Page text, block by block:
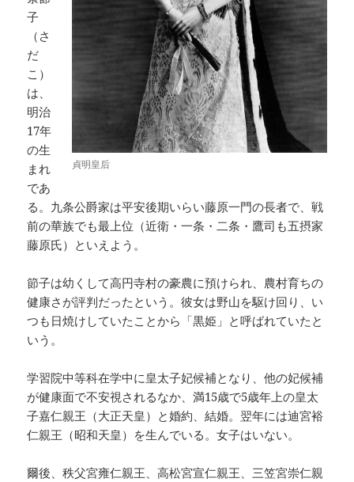
貞明皇后
子
（さ
だ
こ）
は、
明治
17年
の生
まれ
であ
る。九条公爵家は平安後期いらい藤原一門の長者で、戦
前の華族でも最上位（近衛・一条・二条・鷹司も五摂家
藤原氏）といえよう。
節子は幼くして高円寺村の豪農に預けられ、農村育ちの
健康さが評判だったという。彼女は野山を駆け回り、い
つも日焼けしていたことから「黒姫」と呼ばれていたと
いう。
学習院中等科在学中に皇太子妃候補となり、他の妃候補
が健康面で不安視されるなか、満15歳で5歳年上の皇太
子嘉仁親王（大正天皇）と婚約、結婚。翌年には迪宮裕
仁親王（昭和天皇）を生んでいる。女子はいない。
爾後、秩父宮雍仁親王、高松宮宣仁親王、三笠宮崇仁親